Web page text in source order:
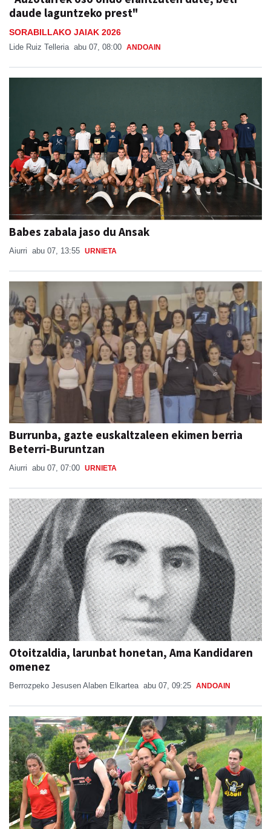
daude laguntzeko prest"
SORABILLAKO JAIAK 2026
Lide Ruiz Telleria abu 07, 08:00 ANDOAIN
Babes zabala jaso du Ansak
Aiurri abu 07, 13:55 URNIETA
Burrunba, gazte euskaltzaleen ekimen berria
Beterri-Buruntzan
Aiurri abu 07, 07:00 URNIETA
Otoitzaldia, larunbat honetan, Ama Kandidaren
omenez
Berrozpeko Jesusen Alaben Elkartea abu 07, 09:25 ANDOAIN